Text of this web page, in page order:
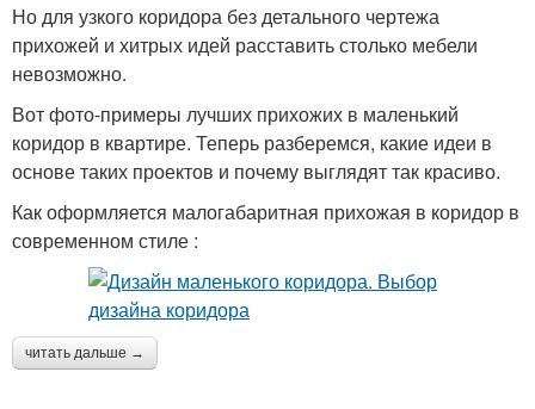
Но для узкого коридора без детального чертежа
прихожей и хитрых идей расставить столько мебели
невозможно.
Вот фото-примеры лучших прихожих в маленький
коридор в квартире. Теперь разберемся, какие идеи в
основе таких проектов и почему выглядят так красиво.
Как оформляется малогабаритная прихожая в коридор в
современном стиле :
читать дальше →